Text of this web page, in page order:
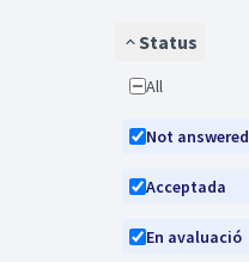
Status
All
Not answered
Acceptada
En avaluació